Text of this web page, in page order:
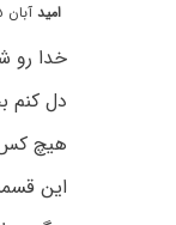
امیدآبان ۱۵, ۱۳۹۴ at ۴:۵۸ ب٫ظ
خدا رو
دل کنم
هیچ کس
این